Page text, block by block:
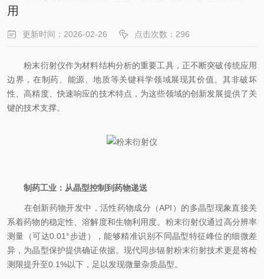
用
更新时间：2026-02-26 点击次数：296
粉末衍射仪作为材料结构分析的重要工具，正不断突破传统应用
边界，在制药、能源、地质等关键科学领域展现其价值。其非破坏
性、高精度、快速响应的技术特点，为这些领域的创新发展提供了关
键的技术支撑。
制药工业：从晶型控制到药物递送
在创新药物开发中，活性药物成分（API）的多晶型现象直接关
系着药物的稳定性、溶解度和生物利用度。粉末衍射仪通过高分辨率
测量（可达0.01°步进），能够精准识别不同晶型特征峰位的细微差
异，为晶型保护提供确证依据。现代同步辐射粉末衍射技术更是将检
测限提升至0.1%以下，足以发现微量杂质晶型。